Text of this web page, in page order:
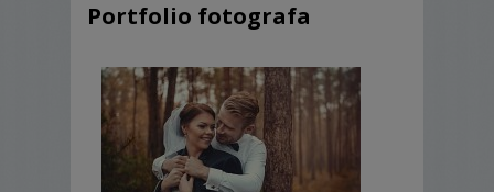
- fotoksiążki są wykonywane w uznanej
fotograficznym,
wszystkie zdjęcia otrzymujecie
Państwo w pełenej rozdzielczości, bez
znaków wodnych. Możecie z nimi robić co
chcecie: portety, albumy, fototapety...
Portfolio fotografa